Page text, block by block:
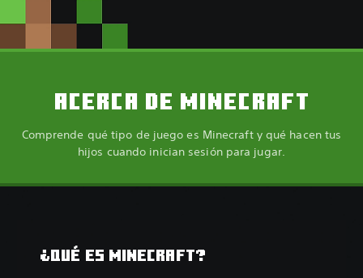
ACERCA DE MINECRAFT
Comprende qué tipo de juego es Minecraft y qué hacen tus
hijos cuando inician sesión para jugar.
¿QUÉ ES MINECRAFT?